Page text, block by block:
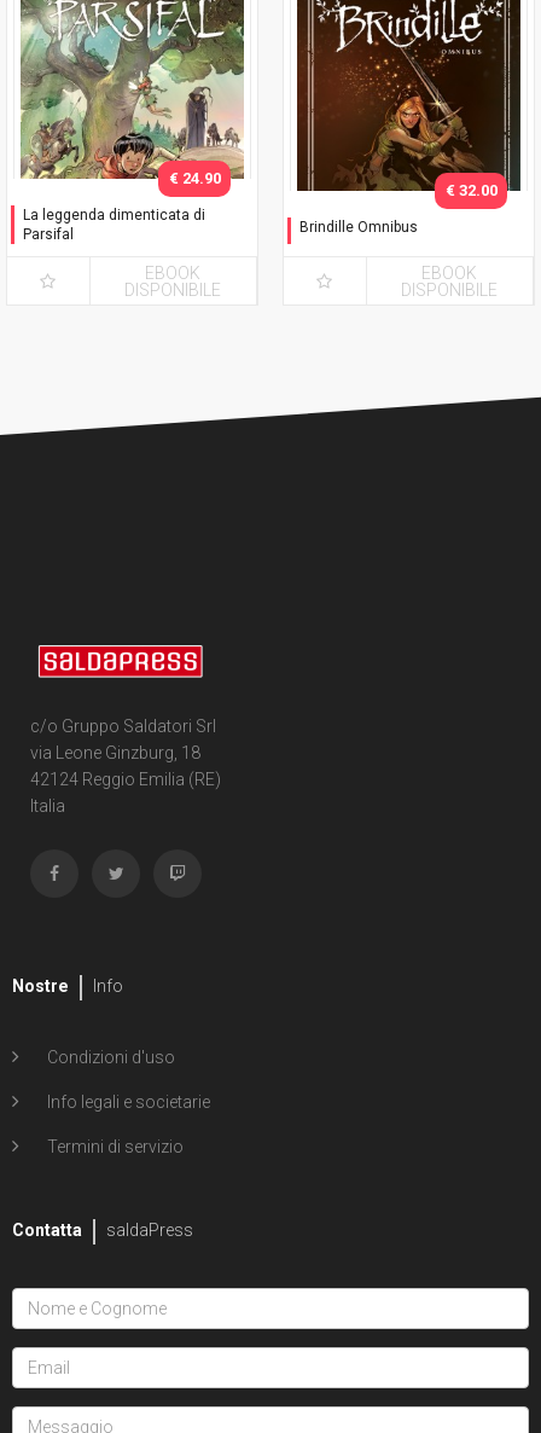
La leggenda dimenticata di
Parsifal
€ 24.90
EBOOK
DISPONIBILE
Brindille Omnibus
€ 32.00
EBOOK
DISPONIBILE
c/o Gruppo Saldatori Srl
via Leone Ginzburg, 18
42124 Reggio Emilia (RE)
Italia
Nostre Info
Condizioni d'uso
Info legali e societarie
Termini di servizio
Contatta saldaPress